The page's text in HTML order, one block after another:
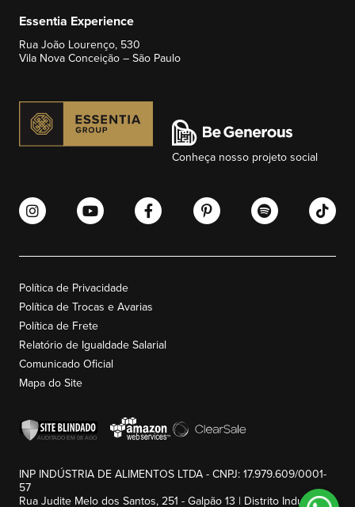
Essentia Experience
Rua João Lourenço, 530
Vila Nova Conceição – São Paulo
Conheça nosso projeto social
Política de Privacidade
Política de Trocas e Avarias
Política de Frete
Relatório de Igualdade Salarial
Comunicado Oficial
Mapa do Site
INP INDÚSTRIA DE ALIMENTOS LTDA - CNPJ: 17.979.609/0001-
57
Rua Judite Melo dos Santos, 251 - Galpão 13 | Distrito Industrial -